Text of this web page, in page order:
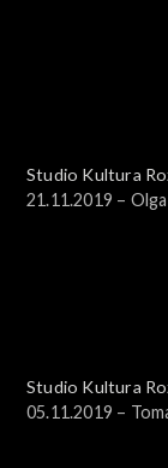
Studio Kultura
21.11.2019 –
Studio Kultura
05.11.2019 –